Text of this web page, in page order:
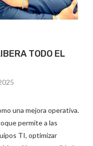
TODO EL
una mejora operativa.
permite a las
TI, optimizar